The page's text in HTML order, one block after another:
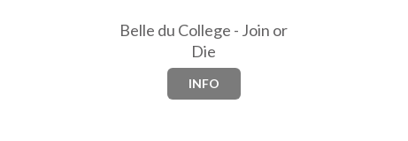
Belle du College - Join or
Die
INFO